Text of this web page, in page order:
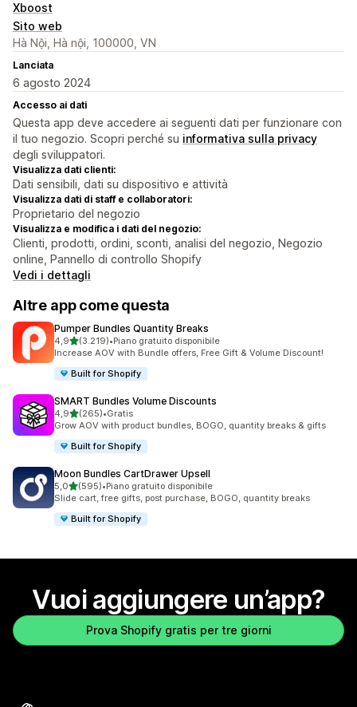
Xboost
Sito web
Hà Nội, Hà nội, 100000, VN
Lanciata
6 agosto 2024
Accesso ai dati
Questa app deve accedere ai seguenti dati per funzionare con
il tuo negozio. Scopri perché su informativa sulla privacy
degli sviluppatori.
Visualizza dati clienti:
Dati sensibili, dati su dispositivo e attività
Visualizza dati di staff e collaboratori:
Proprietario del negozio
Visualizza e modifica i dati del negozio:
Clienti, prodotti, ordini, sconti, analisi del negozio, Negozio
online, Pannello di controllo Shopify
Vedi i dettagli
Altre app come questa
Pumper Bundles Quantity Breaks
4,9stelle su 5
(3.219)
3219 recensioni totali
•Piano gratuito disponibile
Increase AOV with Bundle offers, Free Gift & Volume Discount!
Built for Shopify
SMART Bundles Volume Discounts
4,9stelle su 5
(265)
265 recensioni totali
•Gratis
Grow AOV with product bundles, BOGO, quantity breaks & gifts
Built for Shopify
Moon Bundles CartDrawer Upsell
5,0stelle su 5
(595)
595 recensioni totali
•Piano gratuito disponibile
Slide cart, free gifts, post purchase, BOGO, quantity breaks
Built for Shopify
Vuoi aggiungere un’app?
Prova Shopify gratis per tre giorni